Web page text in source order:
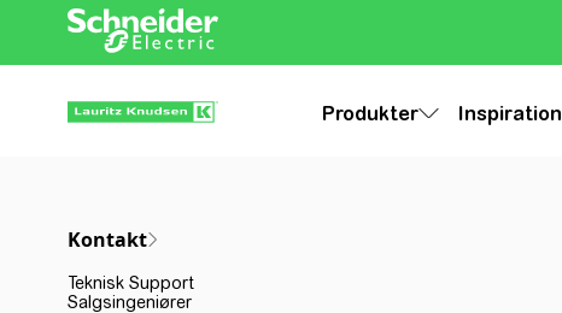
Produkter Inspiration
Kontakt
Teknisk Support
Salgsingeniører